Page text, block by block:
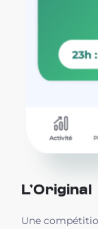
L’Original
Une